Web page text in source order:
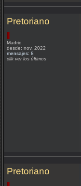
Pretoriano
Madrid
desde: nov, 2022
mensajes: 8
clik ver los últimos
Pretoriano